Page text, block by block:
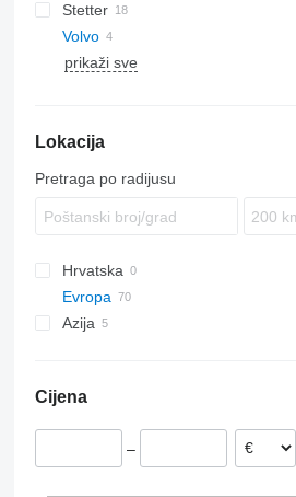
TGS
Arocs
SK
K-series
P-series
Stetter
Volvo
FM
prikaži sve
Lokacija
Pretraga po radijusu
Hrvatska
Evropa
Belgija
Norveška
Azija
Cijena
–